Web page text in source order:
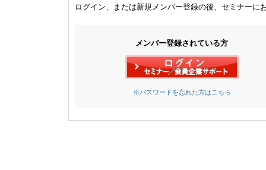
ログイン、または新規メンバー登録の後、セミナーに
メンバー登録されている方
※パスワードを忘れた方はこちら